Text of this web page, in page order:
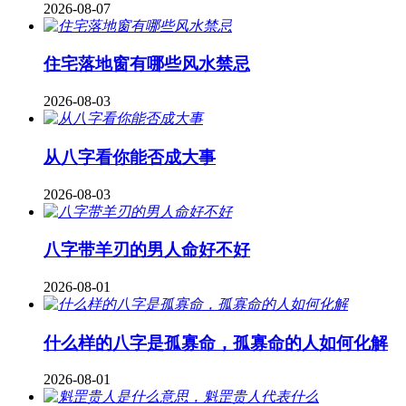
2026-08-07
住宅落地窗有哪些风水禁忌
2026-08-03
从八字看你能否成大事
2026-08-03
八字带羊刃的男人命好不好
2026-08-01
什么样的八字是孤寡命，孤寡命的人如何化解
2026-08-01